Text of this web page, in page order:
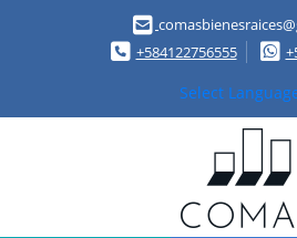
+584122756555
Select